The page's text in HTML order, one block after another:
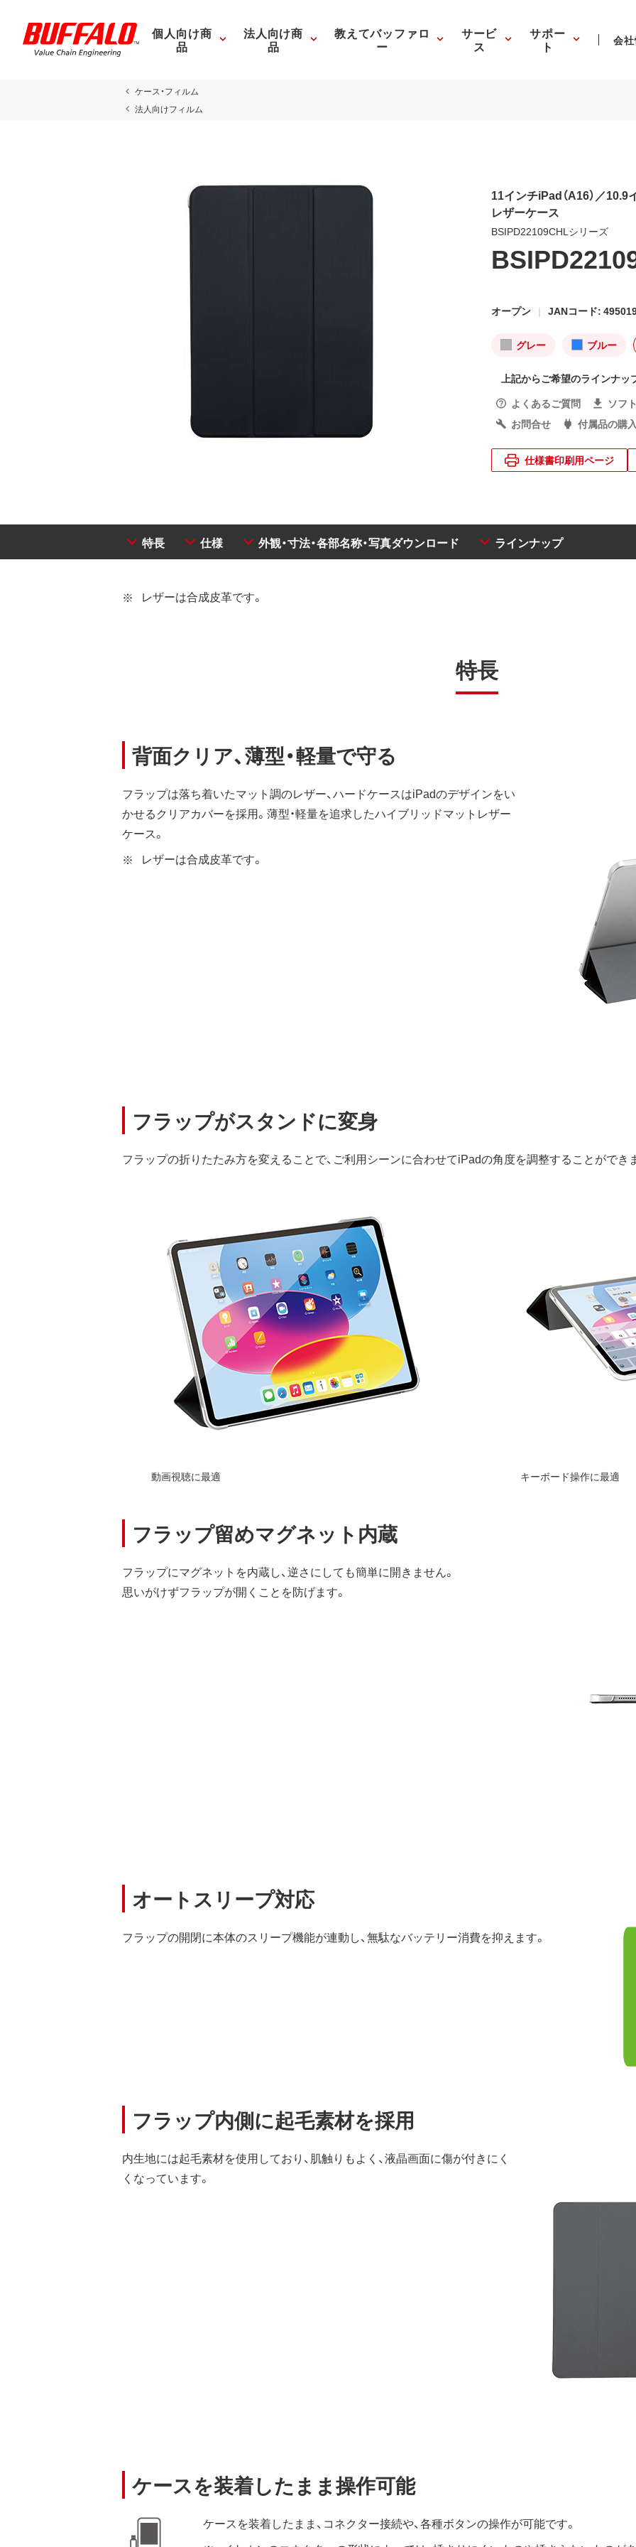
個人向け商
品
法人向け商
品
教えてバッファロ
ー
サービ
ス
サポー
ト 会
ケース・フィルム
法人向けフィルム
11インチiPad（A16）／10.9
レザーケース
BSIPD22109CHLシリーズ
オープン JANコード:
グレー ブルー
上記からご希望のラインナッ
よくあるご質問
ソフ
お問合せ
付属品の購
仕様書印刷用ページ
特長 仕様 外観・寸法・各部名称・写真ダウンロード ラインナップ
レザーは合成皮革です。
特長
背面クリア、薄型・軽量で守る
フラップは落ち着いたマット調のレザー、ハードケースはiPadのデザインをい
かせるクリアカバーを採用。薄型・軽量を追求したハイブリッドマットレザー
ケース。
レザーは合成皮革です。
フラップがスタンドに変身
フラップの折りたたみ方を変えることで、ご利用シーンに合わせてiPadの角度を調整することができ
動画視聴に最適 キーボード操作に最適
フラップ留めマグネット内蔵
フラップにマグネットを内蔵し、逆さにしても簡単に開きません。
思いがけずフラップが開くことを防げます。
オートスリープ対応
フラップの開閉に本体のスリープ機能が連動し、無駄なバッテリー消費を抑えます。
フラップ内側に起毛素材を採用
内生地には起毛素材を使用しており、肌触りもよく、液晶画面に傷が付きにく
くなっています。
ケースを装着したまま操作可能
ケースを装着したまま、コネクター接続や、各種ボタンの操作が可能です。